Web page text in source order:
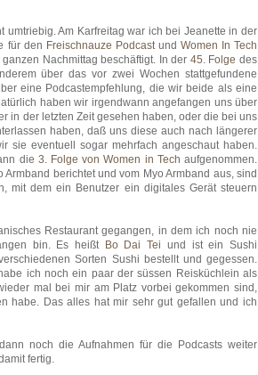
umtriebig. Am Karfreitag war ich bei Jeanette in der
für den Freischnauze Podcastund Women In Tech
Nachmittag beschäftigt. In der 45. Folge des
über das vor zwei Wochen stattgefundene
eine Podcastempfehlung, die wir beide als eine
haben wir irgendwann angefangen uns über
in der letzten Zeit gesehen haben, oder die bei uns
haben, daß uns diese auch nach längerer
sie eventuell sogar mehrfach angeschaut haben.
die 3. Folge von Women in Tech aufgenommen.
berichtet und vom Myo Armband aus, sind
mit dem ein Benutzer ein digitales Gerät steuern
Restaurant gegangen, in dem ich noch nie
bin. Es heißt Bo Dai Tei und ist ein Sushi
Sorten Sushi bestellt und gegessen.
ich noch ein paar der süssen Reisküchlein als
mal bei mir am Platz vorbei gekommen sind,
habe. Das alles hat mir sehr gut gefallen und ich
noch die Aufnahmen für die Podcasts weiter
fertig.